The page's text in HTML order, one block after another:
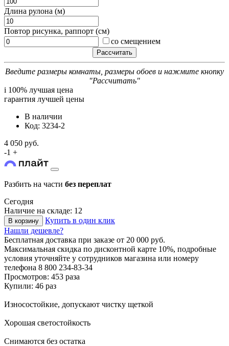
Длина рулона (м)
Повтор рисунка, раппорт (см)
со смещением
Введите размеры комнаты, размеры обоев и нажмите кнопку
"Рассчитать"
i 100% лучшая цена
гарантия лучшей цены
В наличии
Код: 3234-2
4 050 руб.
-1 +
Разбить на части без переплат
Сегодня
Наличие на складе: 12
В корзину
Купить в один клик
Нашли дешевле?
Бесплатная доставка при заказе от 20 000 руб.
Максимальная скидка по дисконтной карте 10%, подробные
условия уточняйте у сотрудников магазина или номеру
телефона 8 800 234-83-34
Просмотров: 453 раза
Купили: 46 раз
Износостойкие, допускают чистку щеткой
Хорошая светостойкость
Снимаются без остатка